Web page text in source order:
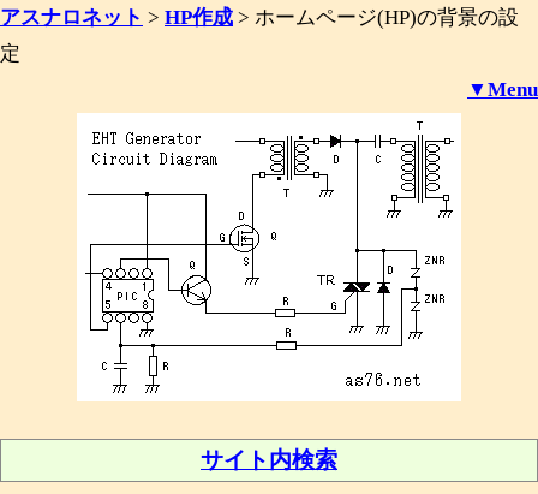
アスナロネット > HP作成 > ホームページ(HP)の背景の設
定
▼Menu
サイト内検索